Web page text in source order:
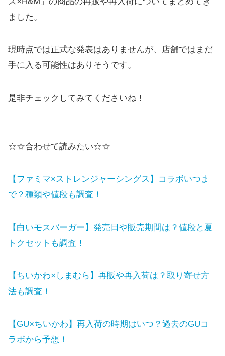
ました。
現時点では正式な発表はありませんが、店舗ではまだ
手に入る可能性はありそうです。
是非チェックしてみてくださいね！
☆☆合わせて読みたい☆☆
【ファミマ×ストレンジャーシングス】コラボいつま
で？種類や値段も調査！
【白いモスバーガー】発売日や販売期間は？値段と夏
トクセットも調査！
【ちいかわ×しまむら】再販や再入荷は？取り寄せ方
法も調査！
【GU×ちいかわ】再入荷の時期はいつ？過去のGUコ
ラボから予想！